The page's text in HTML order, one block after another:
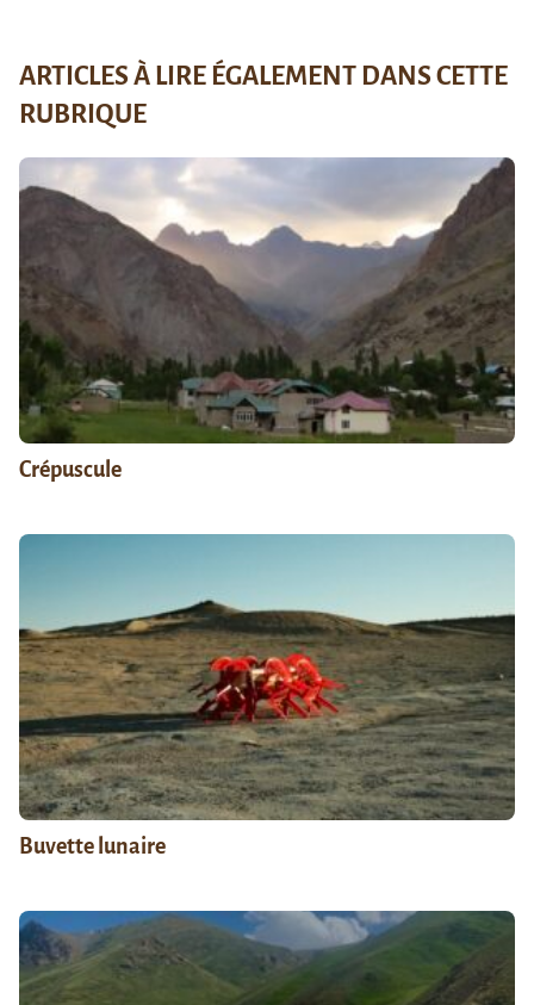
ARTICLES À LIRE ÉGALEMENT DANS CETTE
RUBRIQUE
Crépuscule
Buvette lunaire